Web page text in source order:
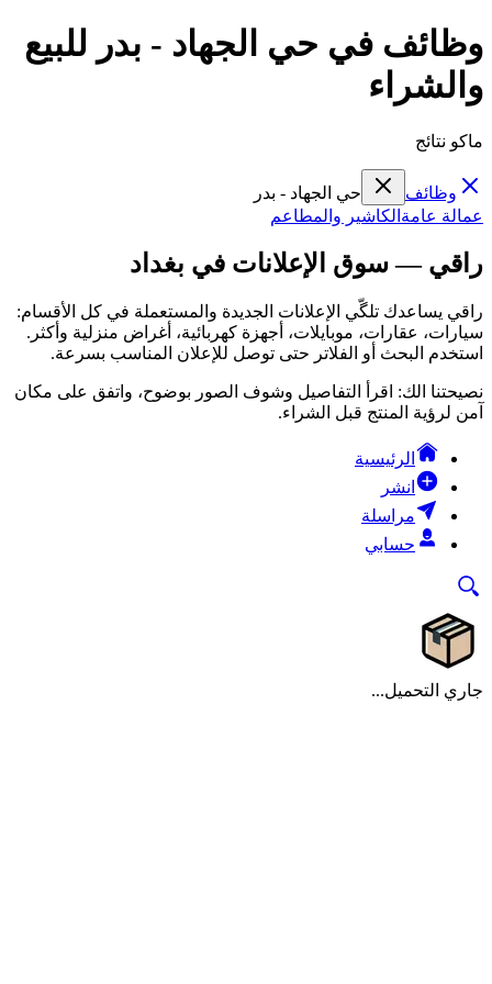
وظائف في حي الجهاد - بدر للبيع
والشراء
ماكو نتائج
وظائف
حي الجهاد - بدر
عمالة عامة الكاشير والمطاعم
راقي — سوق الإعلانات في بغداد
راقي يساعدك تلگّي الإعلانات الجديدة والمستعملة في كل الأقسام:
سيارات، عقارات، موبايلات، أجهزة كهربائية، أغراض منزلية وأكثر.
استخدم البحث أو الفلاتر حتى توصل للإعلان المناسب بسرعة.
نصيحتنا الك: اقرأ التفاصيل وشوف الصور بوضوح، واتفق على مكان
آمن لرؤية المنتج قبل الشراء.
الرئيسية
انشر
مراسلة
حسابي
جاري التحميل...